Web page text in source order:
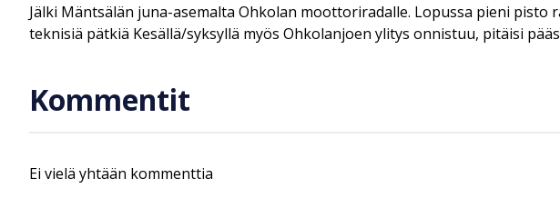
Jälki Mäntsälän juna-asemalta Ohkolan moottoriradalle. Lopussa pieni
teknisiä pätkiä Kesällä/syksyllä myös Ohkolanjoen ylitys onnistuu, pitäisi
Kommentit
Ei vielä yhtään kommenttia